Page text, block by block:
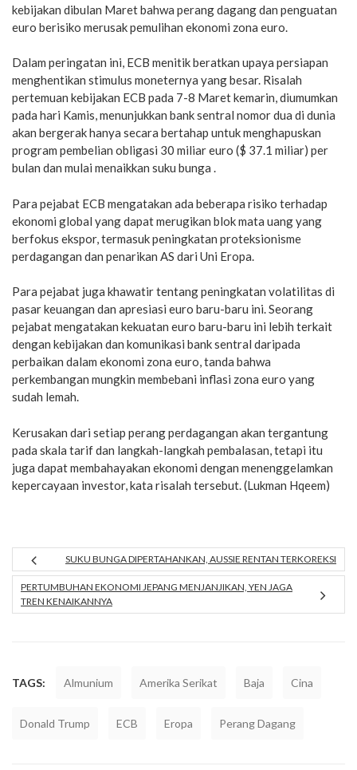
kebijakan dibulan Maret bahwa perang dagang dan penguatan
euro berisiko merusak pemulihan ekonomi zona euro.
Dalam peringatan ini, ECB menitik beratkan upaya persiapan
menghentikan stimulus moneternya yang besar. Risalah
pertemuan kebijakan ECB pada 7-8 Maret kemarin, diumumkan
pada hari Kamis, menunjukkan bank sentral nomor dua di dunia
akan bergerak hanya secara bertahap untuk menghapuskan
program pembelian obligasi 30 miliar euro ($ 37.1 miliar) per
bulan dan mulai menaikkan suku bunga .
Para pejabat ECB mengatakan ada beberapa risiko terhadap
ekonomi global yang dapat merugikan blok mata uang yang
berfokus ekspor, termasuk peningkatan proteksionisme
perdagangan dan penarikan AS dari Uni Eropa.
Para pejabat juga khawatir tentang peningkatan volatilitas di
pasar keuangan dan apresiasi euro baru-baru ini. Seorang
pejabat mengatakan kekuatan euro baru-baru ini lebih terkait
dengan kebijakan dan komunikasi bank sentral daripada
perbaikan dalam ekonomi zona euro, tanda bahwa
perkembangan mungkin membebani inflasi zona euro yang
sudah lemah.
Kerusakan dari setiap perang perdagangan akan tergantung
pada skala tarif dan langkah-langkah pembalasan, tetapi itu
juga dapat membahayakan ekonomi dengan menenggelamkan
kepercayaan investor, kata risalah tersebut. (Lukman Hqeem)
SUKU BUNGA DIPERTAHANKAN, AUSSIE RENTAN TERKOREKSI
PERTUMBUHAN EKONOMI JEPANG MENJANJIKAN, YEN JAGA
TREN KENAIKANNYA
TAGS: Almunium Amerika Serikat Baja Cina
Donald Trump ECB Eropa Perang Dagang